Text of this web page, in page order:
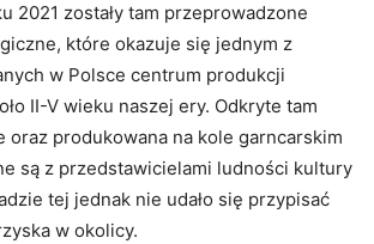
2021 zostały tam przeprowadzone
które okazuje się jednym z
w Polsce centrum produkcji
II-V wieku naszej ery. Odkryte tam
oraz produkowana na kole garncarskim
są z przedstawicielami ludności kultury
tej jednak nie udało się przypisać
w okolicy.